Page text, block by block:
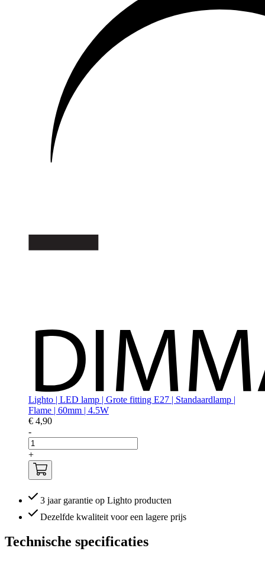
Lighto | LED lamp | Grote fitting E27 | Standaardlamp |
Flame | 60mm | 4.5W
€ 4,90
-
+
3 jaar garantie op Lighto producten
Dezelfde kwaliteit voor een lagere prijs
Technische specificaties